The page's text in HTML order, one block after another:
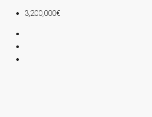
3,200,000€